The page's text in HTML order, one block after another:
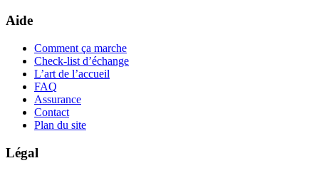
Aide
Comment ça marche
Check-list d’échange
L’art de l’accueil
FAQ
Assurance
Contact
Plan du site
Légal